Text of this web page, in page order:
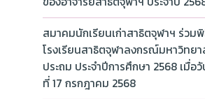
สมาคมนักเรียนเก่าสาธิตจุฬาฯ ร่วม
โรงเรียนสาธิตจุฬาลงกรณ์มหาวิทย
ประถม ประจำปีการศึกษา 2568 เมื่
ที่ 17 กรกฎาคม 2568